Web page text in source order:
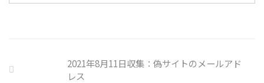
2021年8月11日収集：偽サイトのメールアド
レス